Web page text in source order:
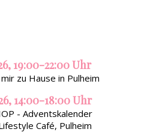
19:00-22:00 Uhr
zu Hause in Pulheim
14:00-18:00 Uhr
- Adventskalender
Café, Pulheim